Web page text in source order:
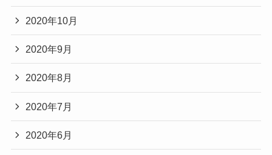
2020年10月
2020年9月
2020年8月
2020年7月
2020年6月